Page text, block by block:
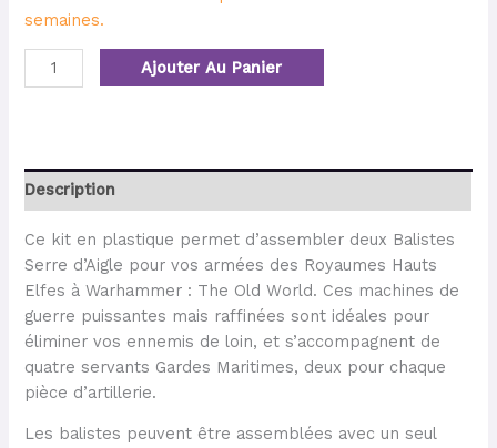
semaines.
Ajouter Au Panier
Description
Ce kit en plastique permet d’assembler deux Balistes
Serre d’Aigle pour vos armées des Royaumes Hauts
Elfes à Warhammer : The Old World. Ces machines de
guerre puissantes mais raffinées sont idéales pour
éliminer vos ennemis de loin, et s’accompagnent de
quatre servants Gardes Maritimes, deux pour chaque
pièce d’artillerie.
Les balistes peuvent être assemblées avec un seul